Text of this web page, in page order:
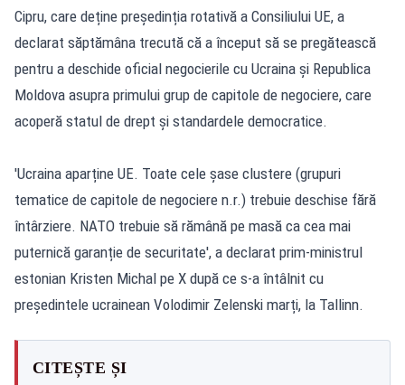
Cipru, care deține președinția rotativă a Consiliului UE, a
declarat săptămâna trecută că a început să se pregătească
pentru a deschide oficial negocierile cu Ucraina și Republica
Moldova asupra primului grup de capitole de negociere, care
acoperă statul de drept și standardele democratice.
'Ucraina aparține UE. Toate cele șase clustere (grupuri
tematice de capitole de negociere n.r.) trebuie deschise fără
întârziere. NATO trebuie să rămână pe masă ca cea mai
puternică garanție de securitate', a declarat prim-ministrul
estonian Kristen Michal pe X după ce s-a întâlnit cu
președintele ucrainean Volodimir Zelenski marți, la Tallinn.
CITEȘTE ȘI